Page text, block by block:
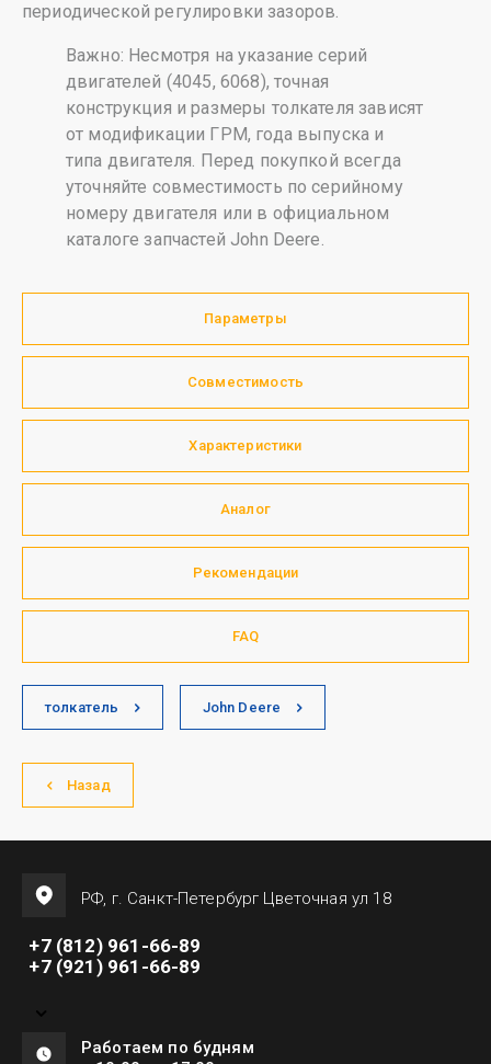
периодической регулировки зазоров.
Важно: Несмотря на указание серий
двигателей (4045, 6068), точная
конструкция и размеры толкателя зависят
от модификации ГРМ, года выпуска и
типа двигателя. Перед покупкой всегда
уточняйте совместимость по серийному
номеру двигателя или в официальном
каталоге запчастей John Deere.
Параметры
Совместимость
Характеристики
Аналог
Рекомендации
FAQ
толкатель John Deere
Назад
РФ, г. Санкт-Петербург Цветочная ул 18
Работаем по будням
+7 (812) 961-66-89
+7 (921) 961-66-89